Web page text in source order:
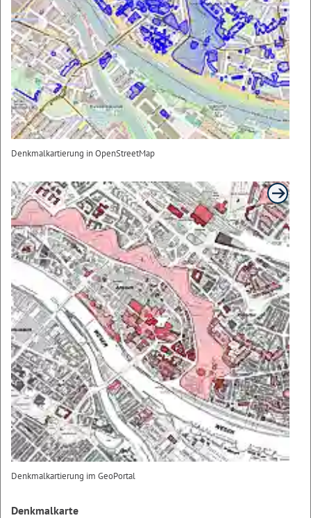
Denkmalkartierung in OpenStreetMap
Denkmalkartierung im GeoPortal
Denkmalkarte